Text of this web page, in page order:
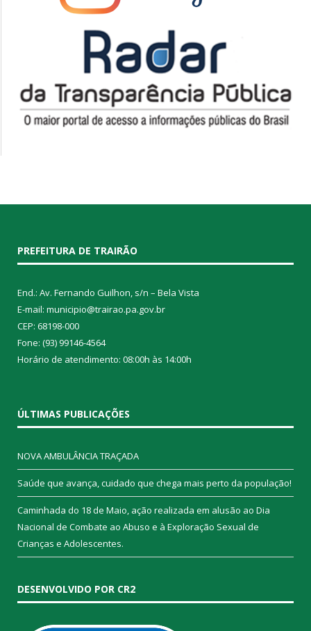
PREFEITURA DE TRAIRÃO
End.: Av. Fernando Guilhon, s/n – Bela Vista
E-mail: municipio@trairao.pa.gov.br
CEP: 68198-000
Fone: (93) 99146-4564
Horário de atendimento: 08:00h às 14:00h
ÚLTIMAS PUBLICAÇÕES
NOVA AMBULÂNCIA TRAÇADA
Saúde que avança, cuidado que chega mais perto da população!
Caminhada do 18 de Maio, ação realizada em alusão ao Dia
Nacional de Combate ao Abuso e à Exploração Sexual de
Crianças e Adolescentes.
DESENVOLVIDO POR CR2